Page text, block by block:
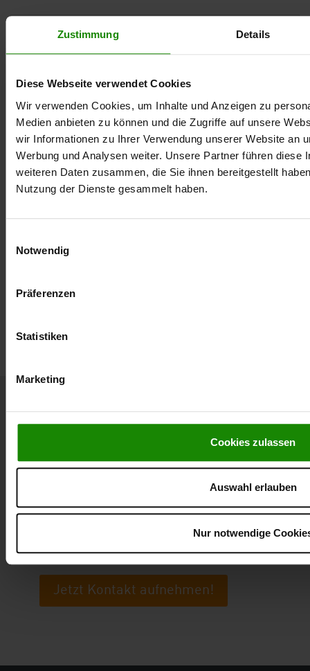
Zustimmung Details
Diese Webseite verwendet Cookies
Wir verwenden Cookies, um Inhalte und Anzeigen zu
Medien anbieten zu können und die Zugriffe auf unsere
wir Informationen zu Ihrer Verwendung unserer Website an
Werbung und Analysen weiter. Unsere Partner führen diese
weiteren Daten zusammen, die Sie ihnen bereitgestellt
Nutzung der Dienste gesammelt haben.
Notwendig
Präferenzen
Statistiken
Marketing
Cookies zulassen
Auswahl erlauben
Nur notwendige
Wer macht
Fassadenverkleidungen?
Was kostet eine
Fassadenverkleidung?
Welche
die beste?
Sie Ihr Haus von der schönsten
Seite.
Vinylit – Qualität Made in Germany.
Jetzt Kontakt aufnehmen!